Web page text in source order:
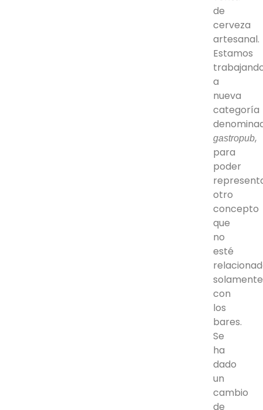
de
cerveza
artesanal.
Estamos
a
nueva
categoría
gastropub,
para
poder
otro
concepto
que
no
esté
solamente
con
los
bares.
Se
ha
dado
un
cambio
de